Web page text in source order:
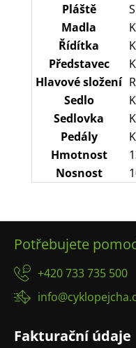
Pláště
Madla
Řídítka
Představec
Hlavové složení
Sedlo
Sedlovka
Pedály
Hmotnost
Nosnost
Z
Potřebujete
+420 733 735 500
Fakturační údaje